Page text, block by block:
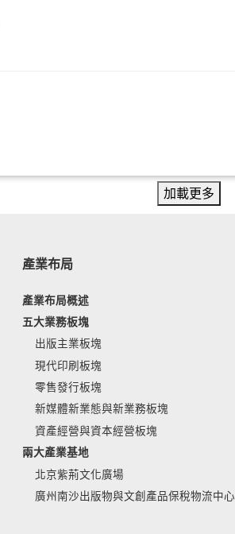
加載更多
產業布局
產業布局概述
五大業務板塊
出版主業板塊
現代印刷板塊
零售發行板塊
新媒體新業態與新業務板塊
資產經營與資本經營板塊
兩大產業基地
北京紫荊文化廣場
廣州南沙出版物與文創產品保稅物流中心